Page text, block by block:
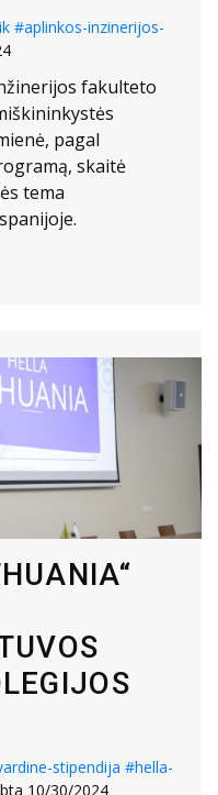
#aplinkos-inzinerijos-
fakulteto
pagal
skaitė
tema
stipendija #hella-
10/30/2024